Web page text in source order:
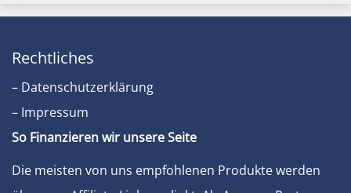
Rechtliches
– Datenschutzerklärung
– Impressum
So Finanzieren wir unsere Seite
Die meisten von uns empfohlenen Produkte werden